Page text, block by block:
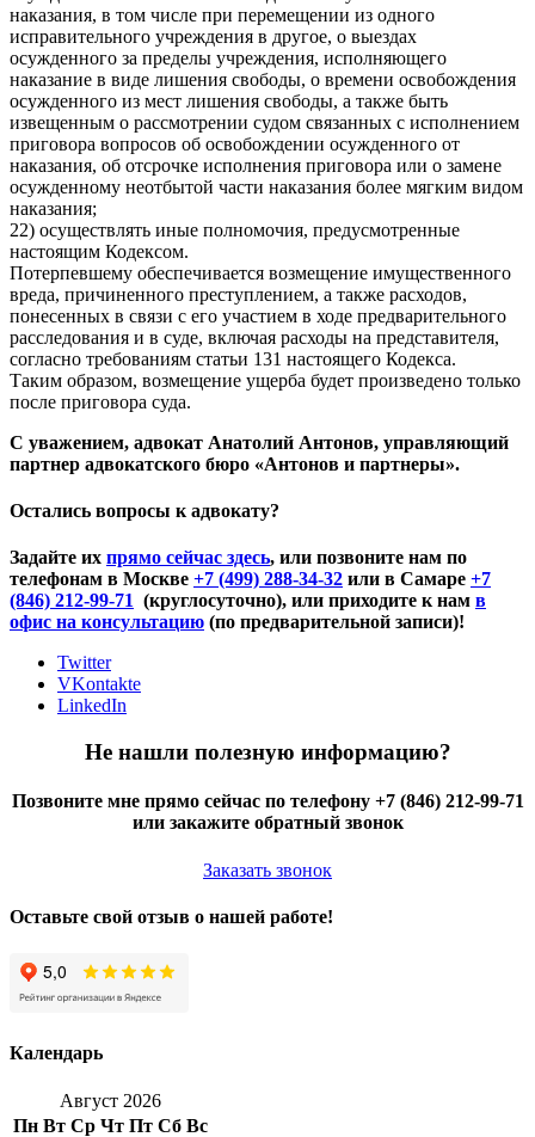
наказания, в том числе при перемещении из одного
исправительного учреждения в другое, о выездах
осужденного за пределы учреждения, исполняющего
наказание в виде лишения свободы, о времени освобождения
осужденного из мест лишения свободы, а также быть
извещенным о рассмотрении судом связанных с исполнением
приговора вопросов об освобождении осужденного от
наказания, об отсрочке исполнения приговора или о замене
осужденному неотбытой части наказания более мягким видом
наказания;
22) осуществлять иные полномочия, предусмотренные
настоящим Кодексом.
Потерпевшему обеспечивается возмещение имущественного
вреда, причиненного преступлением, а также расходов,
понесенных в связи с его участием в ходе предварительного
расследования и в суде, включая расходы на представителя,
согласно требованиям статьи 131 настоящего Кодекса.
Таким образом, возмещение ущерба будет произведено только
после приговора суда.
С уважением, адвокат Анатолий Антонов, управляющий
партнер адвокатского бюро «Антонов и партнеры».
Остались вопросы к адвокату?
Задайте их прямо сейчас здесь, или позвоните нам по
телефонам в Москве +7 (499) 288-34-32 или в Самаре +7
(846) 212-99-71 (круглосуточно), или приходите к нам в
офис на консультацию (по предварительной записи)!
Twitter
VKontakte
LinkedIn
Не нашли полезную информацию?
Позвоните мне прямо сейчас по телефону +7 (846) 212-99-71
или закажите обратный звонок
Заказать звонок
Оставьте свой отзыв о нашей работе!
Календарь
Август 2026
Пн Вт Ср Чт Пт Сб Вс